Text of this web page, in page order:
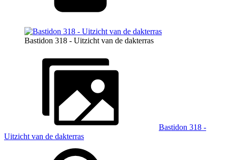
Bastidon 318 - Uitzicht van de dakterras
Bastidon 318 -
Uitzicht van de dakterras